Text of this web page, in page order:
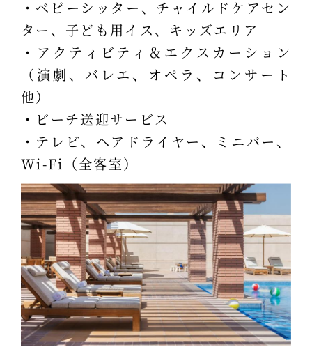
・ベビーシッター、チャイルドケアセン
ター、子ども用イス、キッズエリア
・アクティビティ＆エクスカーション
（演劇、バレエ、オペラ、コンサート
他）
・ビーチ送迎サービス
・テレビ、ヘアドライヤー、ミニバー、
Wi-Fi（全客室）